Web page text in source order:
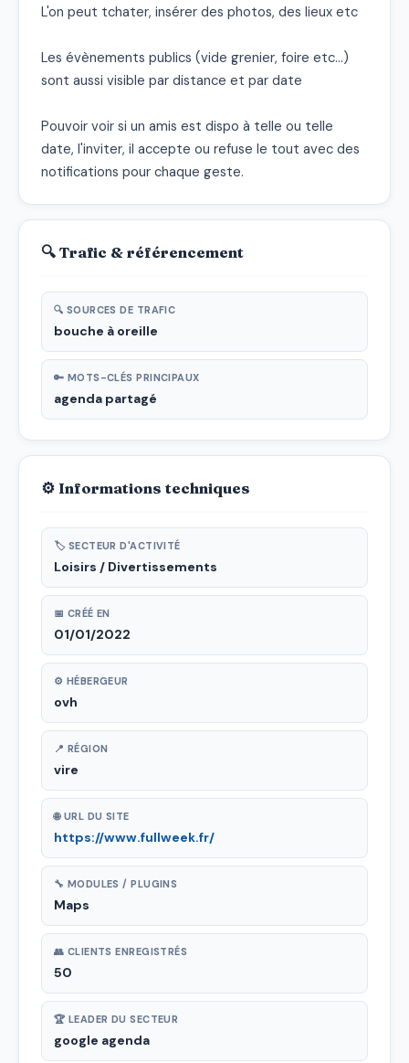
L'on peut tchater, insérer des photos, des lieux etc
Les évènements publics (vide grenier, foire etc...)
sont aussi visible par distance et par date
Pouvoir voir si un amis est dispo à telle ou telle
date, l'inviter, il accepte ou refuse le tout avec des
notifications pour chaque geste.
🔍 Trafic & référencement
🔍 SOURCES DE TRAFIC
bouche à oreille
🔑 MOTS-CLÉS PRINCIPAUX
agenda partagé
⚙ Informations techniques
🏷 SECTEUR D'ACTIVITÉ
Loisirs / Divertissements
📅 CRÉÉ EN
01/01/2022
⚙ HÉBERGEUR
ovh
📍 RÉGION
vire
🌐 URL DU SITE
https://www.fullweek.fr/
🔧 MODULES / PLUGINS
Maps
👥 CLIENTS ENREGISTRÉS
50
🏆 LEADER DU SECTEUR
google agenda